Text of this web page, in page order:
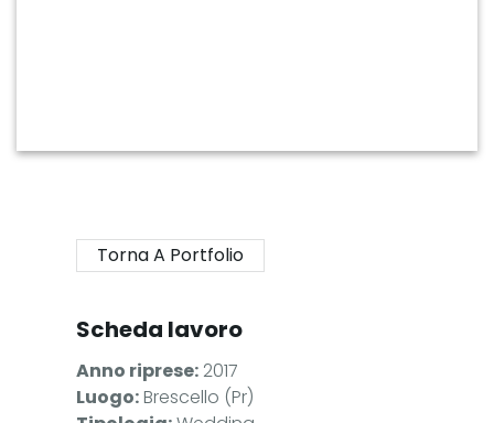
Torna A Portfolio
Scheda lavoro
Anno riprese: 2017
Luogo:Brescello (Pr)